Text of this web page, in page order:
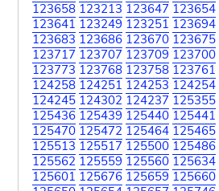
123658 123213 123647 123654
123641 123249 123251 123694
123683 123686 123670 123675
123717 123707 123709 123700
123773 123768 123758 123761
124258 124251 124253 124254
124245 124302 124237 125355
125436 125439 125440 125441
125470 125472 125464 125465
125513 125517 125500 125486
125562 125559 125560 125634
125601 125676 125659 125660